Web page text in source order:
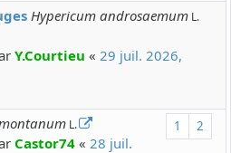
Hypericum androsaemum L.
Y.Courtieu « 29 juil. 2026,
1 2
L.
Castor74 « 28 juil.